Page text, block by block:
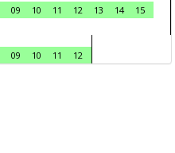
09 10 11 12 13 14
15
09 10 11 12